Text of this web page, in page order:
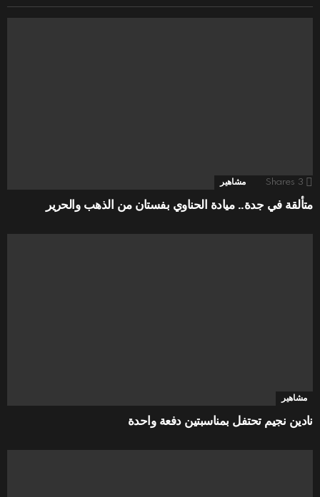
3
Shares مشاهير
متألقة في جدة.. ميادة الحناوي بفستان من الذهب والحرير
مشاهير
نادين نجيم تحتفل بمناسبتين دفعة واحدة